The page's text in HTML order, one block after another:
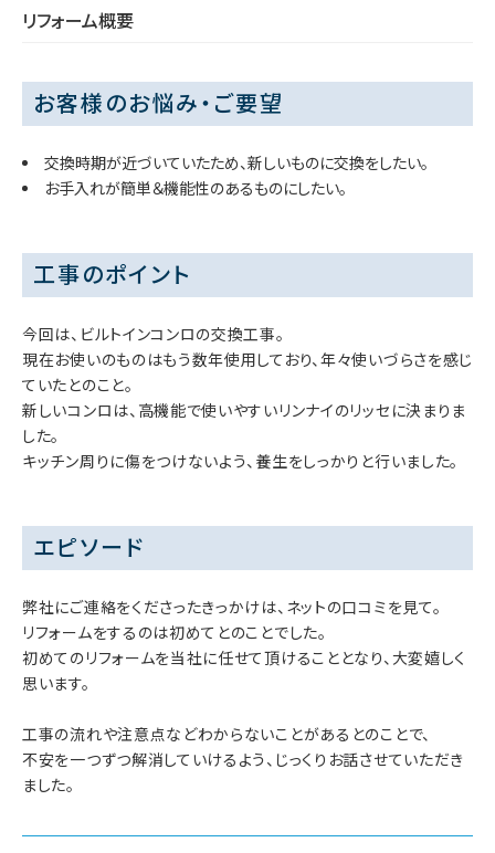
リフォーム概要
お客様のお悩み・ご要望
交換時期が近づいていたため、新しいものに交換をしたい。
お手入れが簡単＆機能性のあるものにしたい。
工事のポイント
今回は、ビルトインコンロの交換工事。
現在お使いのものはもう数年使用しており、年々使いづらさを感じ
ていたとのこと。
新しいコンロは、高機能で使いやすいリンナイのリッセに決まりま
した。
キッチン周りに傷をつけないよう、養生をしっかりと行いました。
エピソード
弊社にご連絡をくださったきっかけは、ネットの口コミを見て。
リフォームをするのは初めてとのことでした。
初めてのリフォームを当社に任せて頂けることとなり、大変嬉しく
思います。
工事の流れや注意点などわからないことがあるとのことで、
不安を一つずつ解消していけるよう、じっくりお話させていただき
ました。